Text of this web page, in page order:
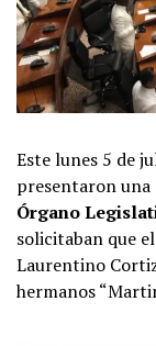
Este lunes 5 de
presentaron
Órgano
solicitaban que
Laurentino
hermanos